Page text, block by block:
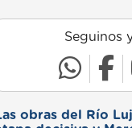
Seguinos
obras del Río